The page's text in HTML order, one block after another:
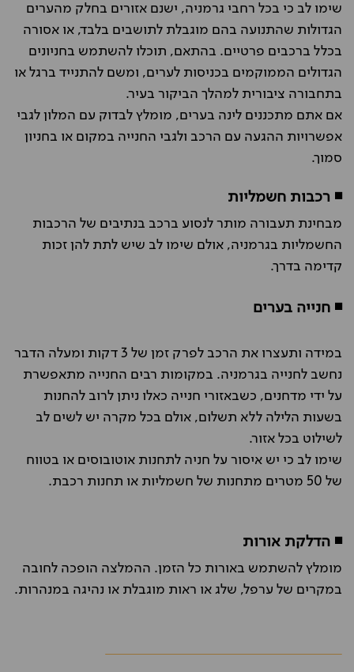
שימו לב כי בכל רחבי גרמניה, ישנם אזורים בחלק מהערים
הגדולות שהתנועה בהם מוגבלת לתושבים בלבד, או אסורה
בכלל ברכבים פרטיים. בהתאם, תוכלו להשתמש בחניונים
הגדולים הממוקמים בכניסות לערים, ומשם להתנייד ברגל או
בתחבורה ציבורית למהלך הביקור בעיר.
אם אתם מתכננים לינה בערים, מומלץ לבדוק עם המלון לגבי
אפשרויות ההגעה עם הרכב ולגבי החנייה במקום או בחניון
סמוך.
◾ רכבות חשמליות
מבחינת תעבורה מותר לנסוע ברכב בנתיבים של הרכבות
החשמליות בגרמניה, אולם שימו לב שיש לתת להן זכות
קדימה בדרך.
◾ חנייה בערים
במידה ותעצרו את הרכב לפרק זמן של 3 דקות ומעלה הדבר
נחשב לחנייה בגרמניה. במקומות רבים החנייה מתאפשרת
על ידי מדחנים, כשבאזורי חנייה כאלו ניתן לרוב להחנות
בשעות הלילה ללא תשלום, אולם בכל מקרה יש לשים לב
לשילוט בכל אזור.
שימו לב כי יש איסור על חניה לתחנות אוטובוסים או בטווח
של 50 מטרים מתחנות של חשמליות או תחנות רכבת.
◾ הדלקת אורות
מומלץ להשתמש באורות כל הזמן. ההמלצה הופכה לחובה
במקרים של ערפל, שלג או ראות מוגבלת או נהיגה במנהרות.